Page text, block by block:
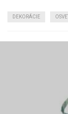
DEKORÁCIE